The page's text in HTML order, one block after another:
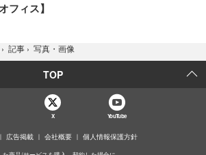
フィス】
› 記事 › 写真・画像
TOP
X YouTube
広告掲載 会社概要 個人情報保護方針